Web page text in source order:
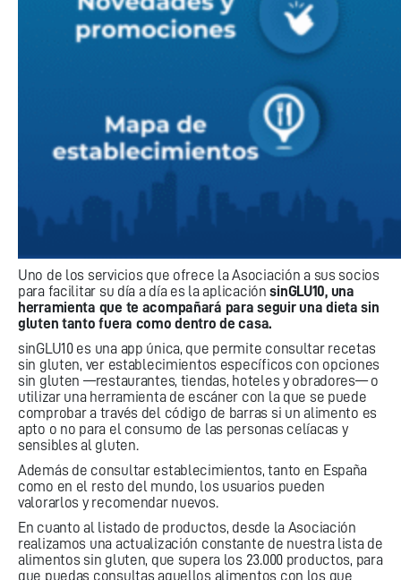
Uno de los servicios que ofrece la Asociación a sus socios
para facilitar su día a día es la aplicación sinGLU10, una
herramienta que te acompañará para seguir una dieta sin
gluten tanto fuera como dentro de casa.
sinGLU10 es una app única, que permite consultar recetas
sin gluten, ver establecimientos específicos con opciones
sin gluten —restaurantes, tiendas, hoteles y obradores— o
utilizar una herramienta de escáner con la que se puede
comprobar a través del código de barras si un alimento es
apto o no para el consumo de las personas celíacas y
sensibles al gluten.
Además de consultar establecimientos, tanto en España
como en el resto del mundo, los usuarios pueden
valorarlos y recomendar nuevos.
En cuanto al listado de productos, desde la Asociación
realizamos una actualización constante de nuestra lista de
alimentos sin gluten, que supera los 23.000 productos, para
que puedas consultas aquellos alimentos con los que